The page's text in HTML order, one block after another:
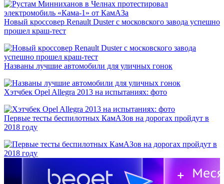
Новый кроссовер Renault Duster с московского завода успешно
прошел краш-тест
Названы лучшие автомобили для уличных гонок
Хэтчбек Opel Allegra 2013 на испытаниях: фото
Первые тесты беспилотных КамАЗов на дорогах пройдут в
2018 году